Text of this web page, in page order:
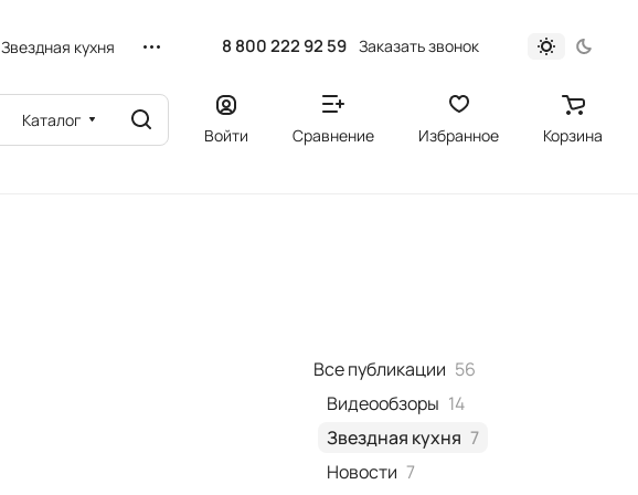
Звездная кухня 8 800 222 92 59 Заказать звонок
Каталог
Войти Сравнение Избранное Корзина
Все публикации 56
Видеообзоры 14
Звездная кухня 7
Новости 7